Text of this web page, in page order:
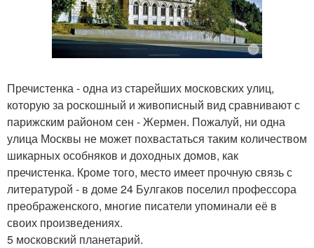
Пречистенка - одна из старейших московских улиц,
которую за роскошный и живописный вид сравнивают с
парижским районом сен - Жермен. Пожалуй, ни одна
улица Москвы не может похвастаться таким количеством
шикарных особняков и доходных домов, как
пречистенка. Кроме того, место имеет прочную связь с
литературой - в доме 24 Булгаков поселил профессора
преображенского, многие писатели упоминали её в
своих произведениях.
5 московский планетарий.